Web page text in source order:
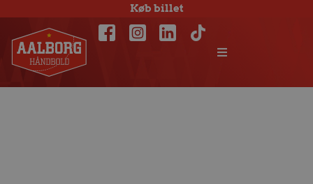
Køb billet